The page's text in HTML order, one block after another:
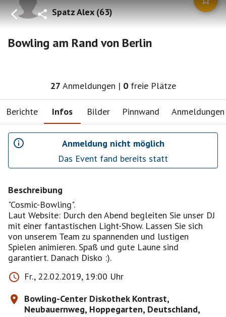
Spatz Alex(63)
Bowling am Rand von Berlin
27 Anmeldungen | 0 freie Plätze
Berichte Infos Bilder Pinnwand Anmeldungen
Anmeldung nicht möglich
Das Event fand bereits statt
Beschreibung
"Cosmic-Bowling".
Laut Website: Durch den Abend begleiten Sie unser DJ
mit einer fantastischen Light-Show. Lassen Sie sich
von unserem Team zu spannenden und lustigen
Spielen animieren. Spaß und gute Laune sind
garantiert. Danach Disko :).
Fr., 22.02.2019, 19:00 Uhr
Bowling-Center Diskothek Kontrast,
Neubauernweg, Hoppegarten, Deutschland,